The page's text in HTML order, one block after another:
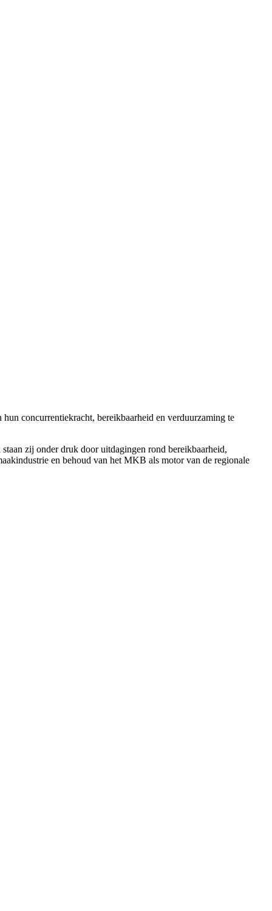
concurrentiekracht, bereikbaarheid en verduurzaming te
zij onder druk door uitdagingen rond bereikbaarheid,
en behoud van het MKB als motor van de regionale